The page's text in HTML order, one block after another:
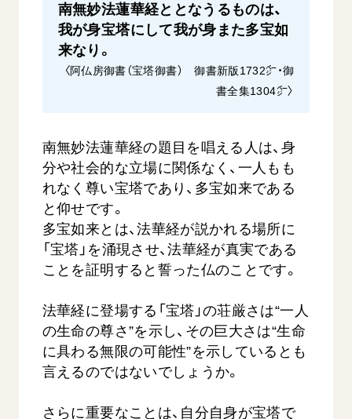
南無妙法蓮華経ととなうるものは、
我が身宝塔にして我が身また多宝如
来なり。
〈阿仏房御書（宝塔御書） 御書新版1732㌻・御
書全集1304㌻〉
南無妙法蓮華経の題目を唱える人は、身
分や社会的な立場に関係なく、一人もも
れなく尊い宝塔であり、多宝如来である
と仰せです。
多宝如来とは、法華経が説かれる場所に
「宝塔」を涌現させ、法華経が真実である
ことを証明すると誓った仏のことです。
法華経に登場する「宝塔」の荘厳さは“一人
の生命の尊さ”を示し、その巨大さは“生命
に具わる無限の可能性”を示しているとも
言えるのではないでしょうか。
さらに重要なことは、自分自身が宝塔で